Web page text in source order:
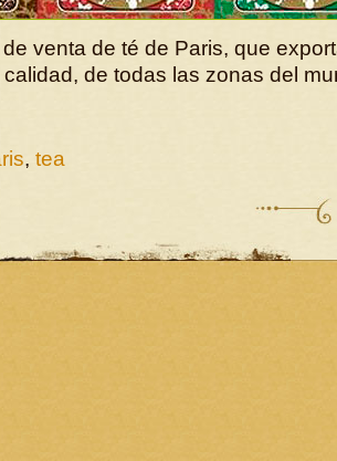
venta de té de Paris, que
de todas las zonas del
, tea